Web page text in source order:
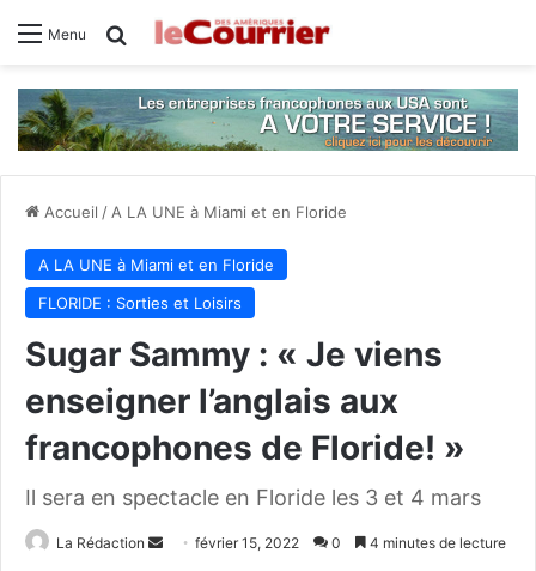
Menu Rechercher
Accueil / A LA UNE à Miami et en Floride
A LA UNE à Miami et en Floride
FLORIDE : Sorties et Loisirs
Sugar Sammy : « Je viens
enseigner l’anglais aux
francophones de Floride! »
Il sera en spectacle en Floride les 3 et 4 mars
La Rédaction
Envoyerfévrier 15, 2022 0 4 minutes de lecture